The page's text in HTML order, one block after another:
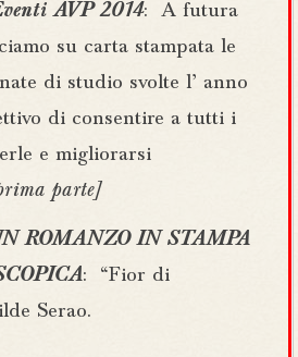
AVP 2014: A futura
su carta stampata le
di studio svolte l’ anno
di consentire a tutti i
e migliorarsi
parte]
ROMANZO IN STAMPA
: “Fior di
Serao.